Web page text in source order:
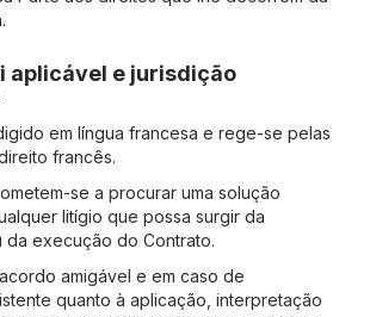
aplicável e jurisdição
em língua francesa e rege-se pelas
francês.
se a procurar uma solução
litígio que possa surgir da
da execução do Contrato.
amigável e em caso de
quanto à aplicação, interpretação